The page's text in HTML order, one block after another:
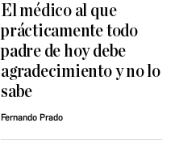
El médico al que
prácticamente todo
padre de hoy debe
agradecimiento y no lo
sabe
Fernando Prado